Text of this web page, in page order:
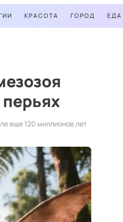
КРАСОТА ГОРОД ЕДА
еще 120 миллионов лет